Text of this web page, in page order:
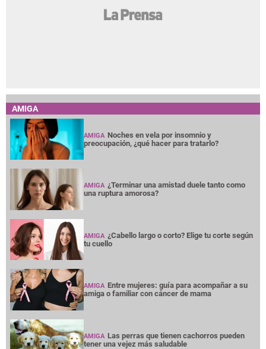
AMIGA
AMIGA Noches en vela por insomnio y
preocupación, ¿qué hacer para tratarlo?
AMIGA ¿Terminar una amistad duele tanto como
una ruptura amorosa?
AMIGA ¿Cabello largo o corto? Elige tu corte según
tu cuello
AMIGA Entre mujeres: guía para acompañar a su
amiga o familiar con cáncer de mama
AMIGA Las perras que tienen cachorros pueden
tener una vejez más saludable